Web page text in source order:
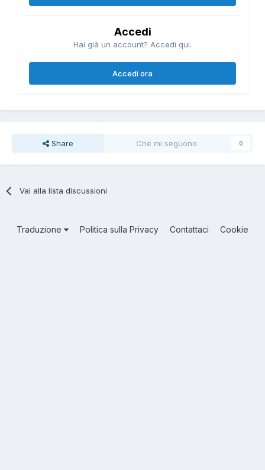
Accedi
Hai già un account? Accedi qui.
Accedi ora
Share Che mi seguono 0
Vai alla lista discussioni
Traduzione Politica sulla Privacy Contattaci Cookie